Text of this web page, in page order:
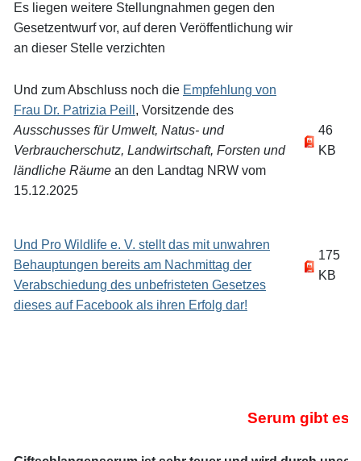
Es liegen weitere Stellungnahmen gegen den
Gesetzentwurf vor, auf deren Veröffentlichung wir
an dieser Stelle verzichten
Und zum Abschluss noch die Empfehlung von
Frau Dr. Patrizia Peill , Vorsitzende des
Ausschusses für Umwelt, Natus- und
Verbraucherschutz, Landwirtschaft, Forsten und
ländliche Räume an den Landtag NRW vom
15.12.2025
46
KB
Und Pro Wildlife e. V. stellt das mit unwahren
Behauptungen bereits am Nachmittag der
Verabschiedung des unbefristeten Gesetzes
dieses auf Facebook als ihren Erfolg dar!
175
KB
Serum gibt es